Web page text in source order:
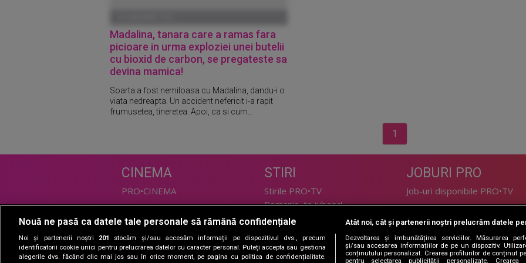
Madalina, tanara care a ramas fara
picioare in urma exploziei unei butelii
cu bioxid de carbon, se pregateste sa
devina mamica!
Soarta a fost nemiloasa cu Madalina, dandu-i o
viata nedreapta. Un accident nefericit i-a rapit
frumusetea, tineretea. Apoi, ca si cum...
1
CINEMA
PRO•CINEMA
DIVERTISMENT
PRO•TV
Romanii au talent
STIRI
Stirile PRO•TV
Romania, te iubesc!
TEHNOLOGIE
I Like IT
JOBURI PRO
Job-uri disponibile PRO•TV
LIFESTYLE
Doctor de Bine
Acasă
Nouă ne pasă ca datele tale personale să rămână confidențiale
Noi și partenerii noștri 201
stocăm și/sau accesăm informații pe dispozitivul dvs., precum
identificatorii cookie unici pentru prelucrarea datelor cu caracter personal. Puteți accepta sau gestiona
alegerile dvs. făcând clic mai jos sau în orice moment, pe pagina cu politica de confidențialitate.
Atât noi, cât și partenerii noștri prelucrăm datele
Dezvoltarea și îmbunătățirea serviciilor. Măsurarea
și/sau accesarea informațiilor de pe un dispozitiv.
conținutului personalizat. Crearea profilurilor de conținut
pentru selectarea publicității personalizate.